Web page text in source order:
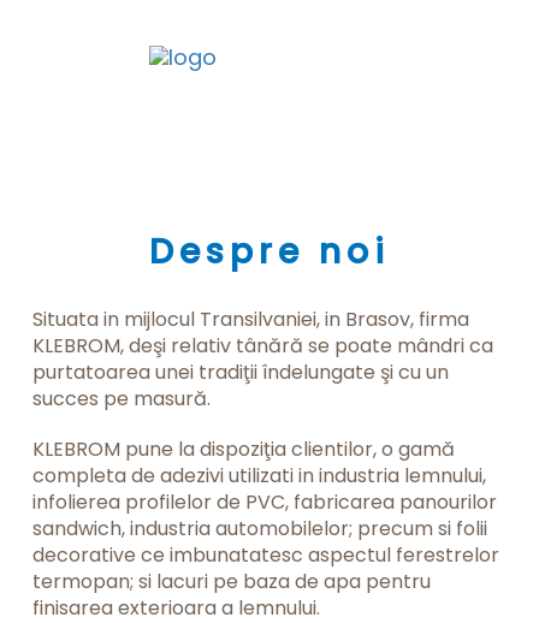
Despre noi
Situata in mijlocul Transilvaniei, in Brasov, firma
KLEBROM, deşi relativ tânără se poate mândri ca
purtatoarea unei tradiţii îndelungate şi cu un
succes pe masură.
KLEBROM pune la dispoziţia clientilor, o gamă
completa de adezivi utilizati in industria lemnului,
infolierea profilelor de PVC, fabricarea panourilor
sandwich, industria automobilelor; precum si folii
decorative ce imbunatatesc aspectul ferestrelor
termopan; si lacuri pe baza de apa pentru
finisarea exterioara a lemnului.